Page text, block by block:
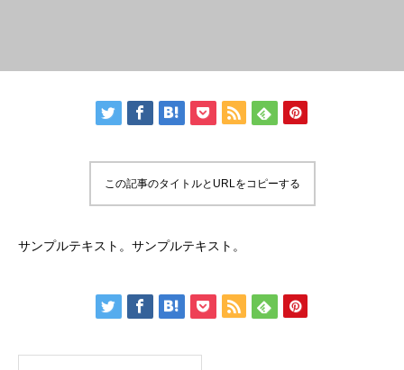
この記事のタイトルとURLをコピーする
サンプルテキスト。サンプルテキスト。